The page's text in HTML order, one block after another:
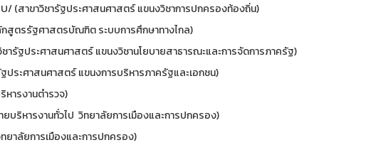
(สาขาวิชารัฐประศาสนศาสตร์ แขนงวิชาการปกครองท้องถิ่น)
สูตรรัฐศาสตรบัณฑิต ระบบการศึกษาทางไกล)
รัฐประศาสนศาสตร์ แขนงวิชานโยบายสาธารณะและการจัดการภาครัฐ)
ระศาสนศาสตร์ แขนงการบริหารภาครัฐและเอกชน)
ารงานตำรวจ)
ริหารงานทั่วไป วิทยาลัยการเมืองและการปกครอง)
าลัยการเมืองและการปกครอง)